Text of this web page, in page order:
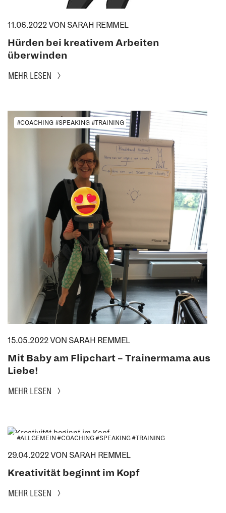
11.06.2022 VON SARAH REMMEL
Hürden bei kreativem Arbeiten
überwinden
MEHR LESEN
#COACHING #SPEAKING #TRAINING
15.05.2022 VON SARAH REMMEL
Mit Baby am Flipchart – Trainermama aus
Liebe!
MEHR LESEN
#ALLGEMEIN #COACHING #SPEAKING #TRAINING
29.04.2022 VON SARAH REMMEL
Kreativität beginnt im Kopf
MEHR LESEN